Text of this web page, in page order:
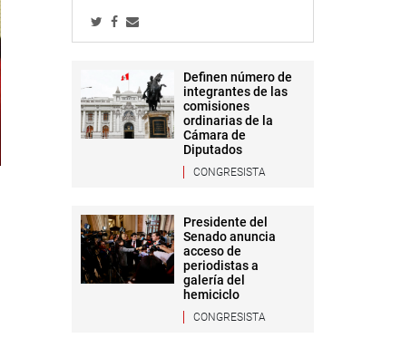
Definen número de
integrantes de las
comisiones
ordinarias de la
Cámara de
Diputados
CONGRESISTA
Presidente del
Senado anuncia
acceso de
periodistas a
galería del
hemiciclo
CONGRESISTA